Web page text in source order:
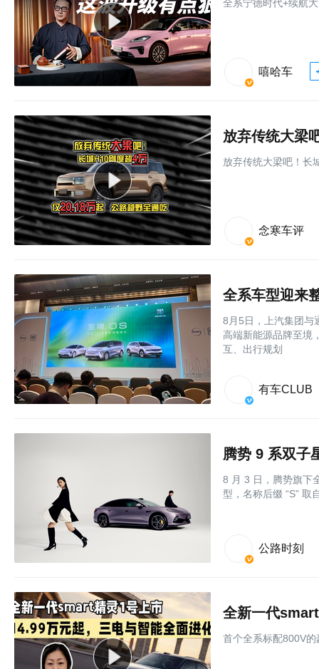
全系宁德时代+续航
嘻哈车
放弃传统大梁吧！长
念寒车评
8月5日，上汽集团与
高端新能源品牌至境
互、出行规划
有车CLUB
腾势 9 系双子
8 月 3 日，腾势旗下
型，名称后缀 “S” 取
公路时刻
⾸个全系标配800V的